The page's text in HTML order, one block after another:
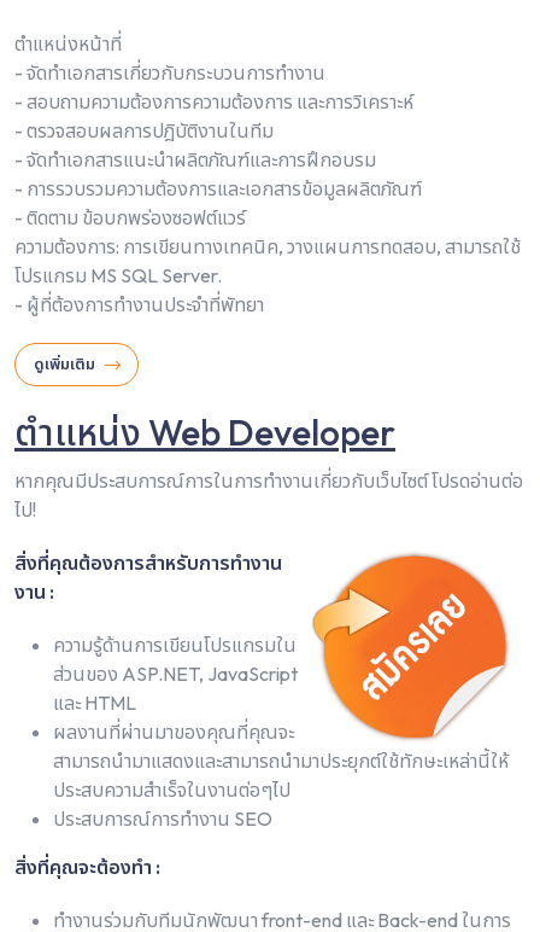
ตำแหน่งหน้าที่
- จัดทำเอกสารเกี่ยวกับกระบวนการทำงาน
- สอบถามความต้องการความต้องการ และการวิเคราะห์
- ตรวจสอบผลการปฎิบัติงานในทีม
- จัดทำเอกสารแนะนำผลิตภัณฑ์และการฝึกอบรม
- การรวบรวมความต้องการและเอกสารข้อมูลผลิตภัณฑ์
- ติดตาม ข้อบกพร่องซอฟต์แวร์
ความต้องการ: การเขียนทางเทคนิค, วางแผนการทดสอบ, สามารถใช้
โปรแกรม MS SQL Server.
- ผู้ที่ต้องการทำงานประจำที่พัทยา
ดูเพิ่มเติม
ตำแหน่ง Web Developer
หากคุณมีประสบการณ์การในการทำงานเกี่ยวกับเว็บไซต์ โปรดอ่านต่อ
ไป!
สิ่งที่คุณต้องการสำหรับการทำงาน
งาน :
ความรู้ด้านการเขียนโปรแกรมใน
ส่วนของ ASP.NET, JavaScript
และ HTML
ผลงานที่ผ่านมาของคุณที่คุณจะ
สามารถนำมาแสดงและสามารถนำมาประยุกต์ใช้ทักษะเหล่านี้ให้
ประสบความสำเร็จในงานต่อๆไป
ประสบการณ์การทำงาน SEO
สิ่งที่คุณจะต้องทำ :
ทำงานร่วมกับทีมนักพัฒนา front-end และ Back-end ในการ